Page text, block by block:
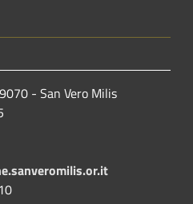
- San Vero Milis